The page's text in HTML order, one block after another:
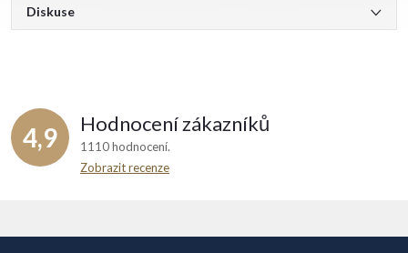
Diskuse
4,9 Hodnocení zákazníků
1110 hodnocení
Zobrazit recenze